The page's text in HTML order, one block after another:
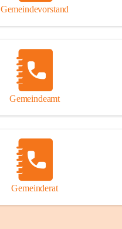
Gemeindevorstand
Gemeindeamt
Gemeinderat